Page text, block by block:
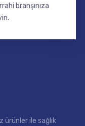
branşınıza
ile sağlık